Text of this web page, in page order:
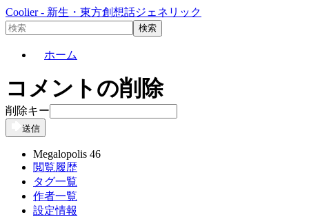
Coolier - 新生・東方創想話ジェネリック
ホーム
コメントの削除
削除キー
送信
Megalopolis 46
閲覧履歴
タグ一覧
作者一覧
設定情報